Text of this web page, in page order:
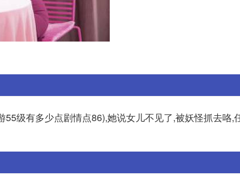
级有多少点剧情点86),她说女儿不见了,被妖怪抓去咯,